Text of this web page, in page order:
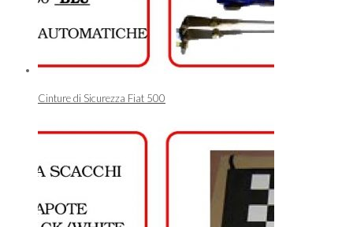
Cinture di Sicurezza Fiat 500